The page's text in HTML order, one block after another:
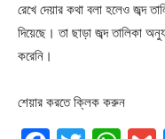
রেখে দেয়ার কথা বলা হলেও জব্দ
দিয়েছে। তা ছাড়া জব্দ তালিকা
করেনি।
শেয়ার করতে ক্লিক করুন